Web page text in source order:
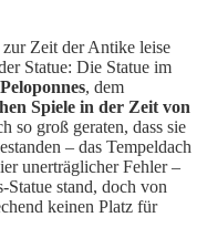
zur Zeit der Antike leise
Statue: Die Statue im
, dem
Spiele in der Zeit von
so groß geraten, dass sie
– das Tempeldach
unerträglicher Fehler –
stand, doch von
keinen Platz für